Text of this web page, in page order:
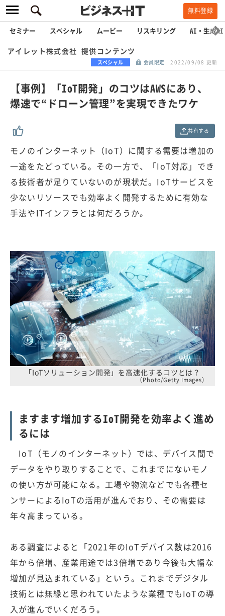
無料登録
セミナー スペシャル ムービー リスキリング AI・生成AI
アイレット株式会社 提供コンテンツ
スペシャル 会員限定 2022/09/08 更新
【事例】「IoT開発」のコツはAWSにあり、
爆速で“ドローン管理”を実現できたワケ
共有する
モノのインターネット（IoT）に関する需要は増加の
一途をたどっている。その一方で、「IoT対応」でき
る技術者が足りていないのが現状だ。IoTサービスを
少ないリソースでも効率よく開発するために有効な
手法やITインフラとは何だろうか。
「IoTソリューション開発」を高速化するコツとは？
（Photo/Getty Images）
ますます増加するIoT開発を効率よく進め
るには
IoT（モノのインターネット）では、デバイス間で
データをやり取りすることで、これまでにないモノ
の使い方が可能になる。工場や物流などでも各種セ
ンサーによるIoTの活用が進んでおり、その需要は
年々高まっている。
ある調査によると「2021年のIoTデバイス数は2016
年から倍増、産業用途では3倍増であり今後も大幅な
増加が見込まれている」という。これまでデジタル
技術とは無縁と思われていたような業種でもIoTの導
入が進んでいくだろう。